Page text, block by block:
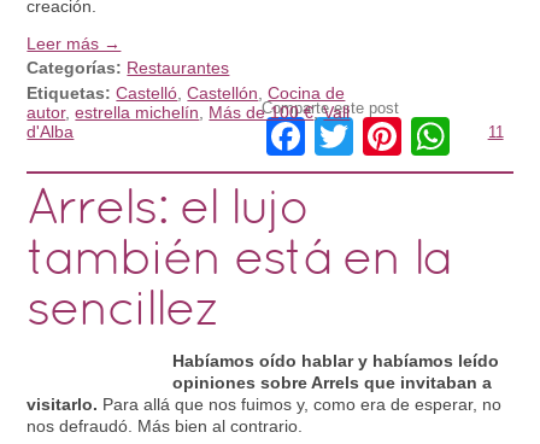
creación.
Leer más →
Categorías: Restaurantes
Etiquetas: Castelló ,Castellón ,Cocina de
autor,estrella michelín Más de 100 €,Vall
d'Alba
Comparte este post
Facebook
Twitter 11
Arrels: el lujo
también está en la
sencillez
Habíamos oído hablar y habíamos leído
opiniones sobre Arrels que invitaban a
visitarlo. Para allá que nos fuimos y, como era de esperar, no
nos defraudó. Más bien al contrario.